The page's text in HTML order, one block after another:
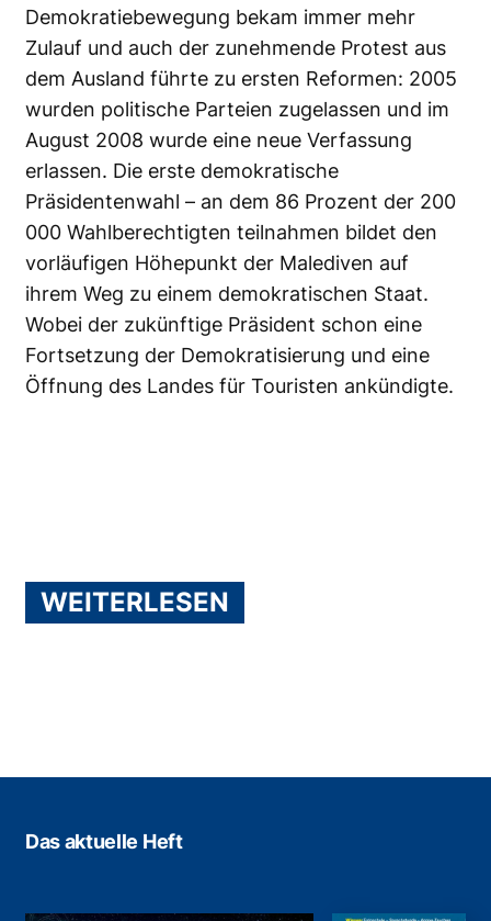
Demokratiebewegung bekam immer mehr
Zulauf und auch der zunehmende Protest aus
dem Ausland führte zu ersten Reformen: 2005
wurden politische Parteien zugelassen und im
August 2008 wurde eine neue Verfassung
erlassen. Die erste demokratische
Präsidentenwahl – an dem 86 Prozent der 200
000 Wahlberechtigten teilnahmen bildet den
vorläufigen Höhepunkt der Malediven auf
ihrem Weg zu einem demokratischen Staat.
Wobei der zukünftige Präsident schon eine
Fortsetzung der Demokratisierung und eine
Öffnung des Landes für Touristen ankündigte.
WEITERLESEN
Das aktuelle Heft